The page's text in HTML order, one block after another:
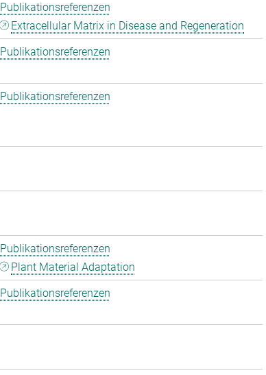
Publikationsreferenzen
Extracellular Matrix in Disease and Regeneration
Publikationsreferenzen
Publikationsreferenzen
Publikationsreferenzen
Plant Material Adaptation
Publikationsreferenzen